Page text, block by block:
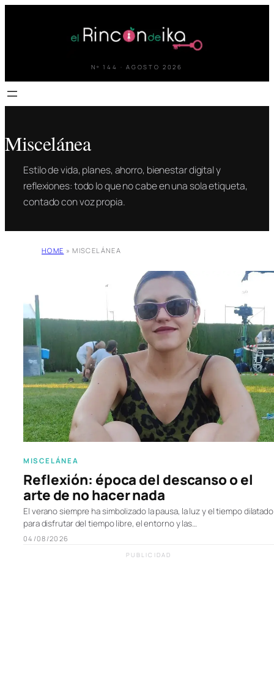
Nº 144 · AGOSTO 2026
Miscelánea
Estilo de vida, planes, ahorro, bienestar digital y
reflexiones: todo lo que no cabe en una sola etiqueta,
contado con voz propia.
HOME » MISCELÁNEA
MISCELÁNEA
Reflexión: época del descanso o el
arte de no hacer nada
El verano siempre ha simbolizado la pausa, la luz y el tiempo dilatado
para disfrutar del tiempo libre, el entorno y las…
04/08/2026
PUBLICIDAD